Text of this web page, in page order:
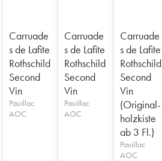
Carruade
s de Lafite
Rothschild
Second
Vin
Pauillac
AOC
Carruade
s de Lafite
Rothschild
Second
Vin
Pauillac
AOC
Carruade
s de Lafite
Rothschild
Second
Vin
(Original-
holzkiste
ab 3 Fl.)
Pauillac
AOC